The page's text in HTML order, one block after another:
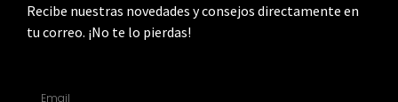
Recibe nuestras novedades y consejos directamente en
tu correo. ¡No te lo pierdas!